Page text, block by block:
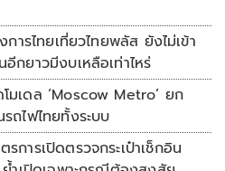
การไทยเที่ยวไทยพลัส ยังไม่เข้า
กยาวมีงบเหลือเท่าไหร่
มเดล ‘Moscow Metro’ ยก
ถไฟไทยทั้งระบบ
รการเปิดตรวจกระเป๋าเช็กอิน